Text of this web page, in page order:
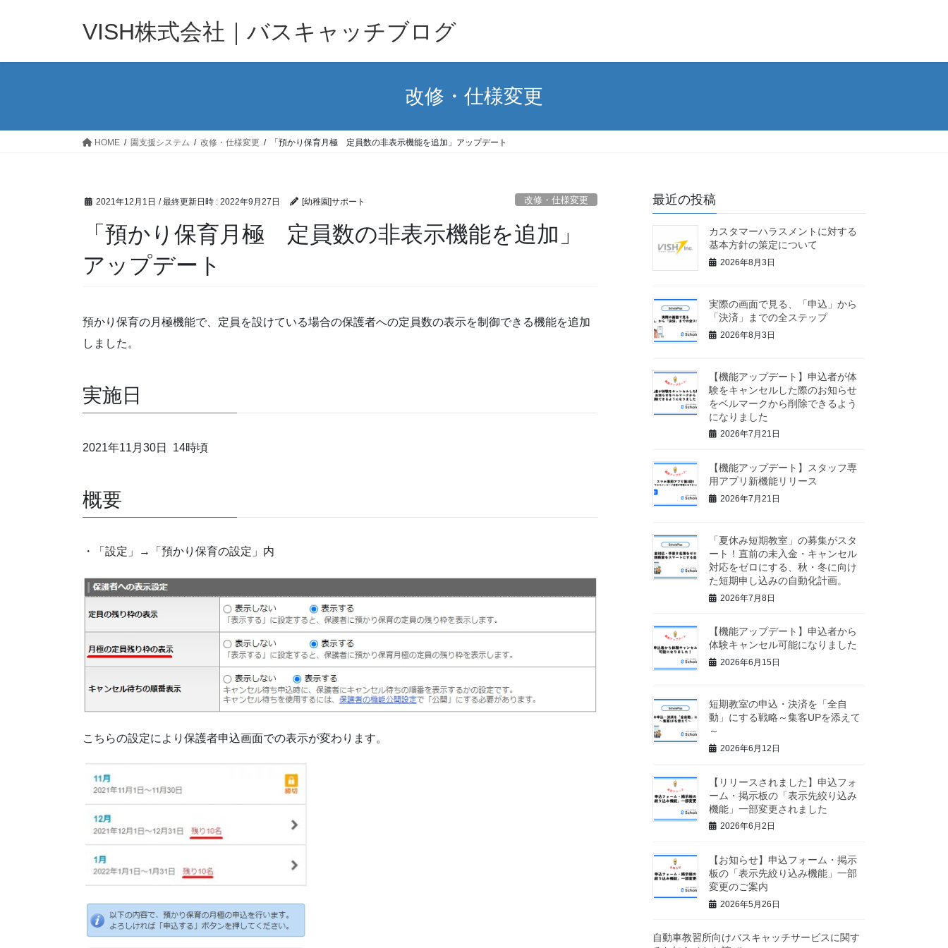
VISH株式会社｜バスキャッチブログ
改修・仕様変更
HOME 園支援システム 改修・仕様変更 「預かり保育月極 定員数の非表示機能を追加」アップデート
2021年12月1日 / 最終更新日時 : 2022年9月27日 [幼稚園]サポート 改修・仕様変更
「預かり保育月極 定員数の非表示機能を追加」
アップデート
預かり保育の月極機能で、定員を設けている場合の保護者への定員数の表示を制御できる機能を追加
しました。
実施日
2021年11月30日 14時頃
概要
・「設定」→「預かり保育の設定」内
こちらの設定により保護者申込画面での表示が変わります。
最近の投稿
カスタマーハラスメントに対する
基本方針の策定について
2026年8月3日
実際の画面で見る、「申込」から
「決済」までの全ステップ
2026年8月3日
【機能アップデート】申込者が体
験をキャンセルした際のお知らせ
をベルマークから削除できるよう
になりました
2026年7月21日
【機能アップデート】スタッフ専
用アプリ新機能リリース
2026年7月21日
「夏休み短期教室」の募集がスタ
ート！直前の未入金・キャンセル
対応をゼロにする、秋・冬に向け
た短期申し込みの自動化計画。
2026年7月8日
【機能アップデート】申込者から
体験キャンセル可能になりました
2026年6月15日
短期教室の申込・決済を「全自
動」にする戦略～集客UPを添えて
～
2026年6月12日
【リリースされました】申込フォ
ーム・掲示板の「表示先絞り込み
機能」一部変更されました
2026年6月2日
【お知らせ】申込フォーム・掲示
板の「表示先絞り込み機能」一部
変更のご案内
2026年5月26日
自動車教習所向けバスキャッチサービスに関す